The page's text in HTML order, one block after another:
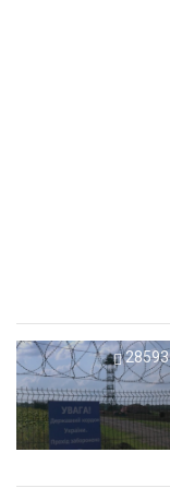
28593